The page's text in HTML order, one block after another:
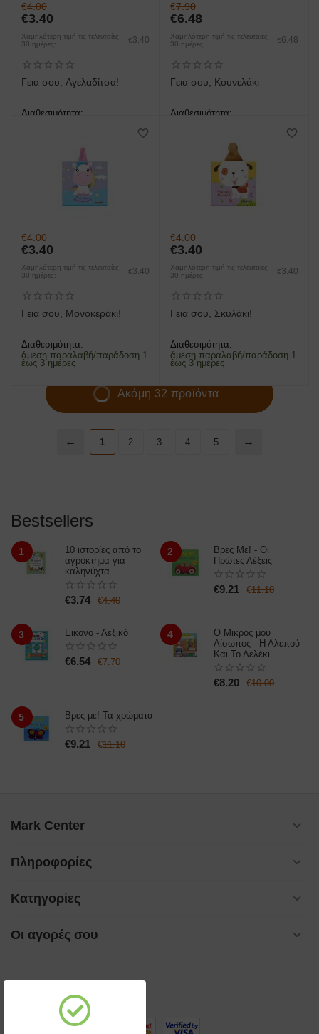
€4.00
€3.40
Χαμηλότερη τιμή τις τελευταίες
30 ημέρες:
€ 3.40
Γεια σου, Αγελαδίτσα!
Διαθεσιμότητα:
€7.90
€6.48
Χαμηλότερη τιμή τις τελευταίες
30 ημέρες:
€ 6.48
Γεια σου, Κουνελάκι
Διαθεσιμότητα:
€4.00
€3.40
Χαμηλότερη τιμή τις τελευταίες
30 ημέρες:
€ 3.40
Γεια σου, Μονοκεράκι!
Διαθεσιμότητα:
άμεση παραλαβή/παράδοση 1
έως 3 ημέρες
€4.00
€3.40
Χαμηλότερη τιμή τις τελευταίες
30 ημέρες:
€ 3.40
Γεια σου, Σκυλάκι!
Διαθεσιμότητα:
άμεση παραλαβή/παράδοση 1
έως 3 ημέρες
Ακόμη 32 προϊόντα
1 2 3 4 5
Bestsellers
1
10 ιστορίες από το
αγρόκτημα για
καληνύχτα
€4.40
€3.74
2
Βρες Με! - Οι
Πρώτες Λέξεις
€11.10
€9.21
3 Εικονο - Λεξικό
€7.70
€6.54
4
Ο Μικρός μου
Αίσωπος - Η Αλεπού
Και Το Λελέκι
€10.00
€8.20
5 Βρες με! Τα χρώματα
€11.10
€9.21
Mark Center
Πληροφορίες
Κατηγορίες
Οι αγορές σου